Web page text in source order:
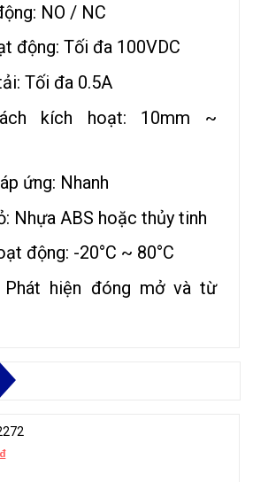
NO / NC
động: Tối đa 100VDC
Tối đa 0.5A
kích hoạt: 10mm ~
ứng: Nhanh
Nhựa ABS hoặc thủy tinh
động: -20°C ~ 80°C
Phát hiện đóng mở và từ